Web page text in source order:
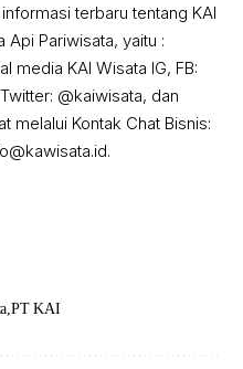
terbaru tentang KAI
Api Pariwisata, yaitu :
media KAI Wisata IG, FB:
@kaiwisata, dan
melalui Kontak Chat Bisnis:
PT KAI